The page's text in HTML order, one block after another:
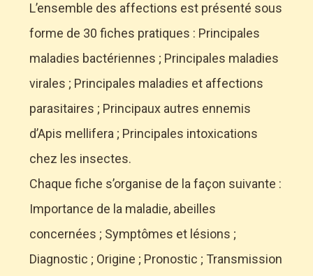
L’ensemble des affections est présenté sous
forme de 30 fiches pratiques : Principales
maladies bactériennes ; Principales maladies
virales ; Principales maladies et affections
parasitaires ; Principaux autres ennemis
d’Apis mellifera ; Principales intoxications
chez les insectes.
Chaque fiche s’organise de la façon suivante :
Importance de la maladie, abeilles
concernées ; Symptômes et lésions ;
Diagnostic ; Origine ; Pronostic ; Transmission